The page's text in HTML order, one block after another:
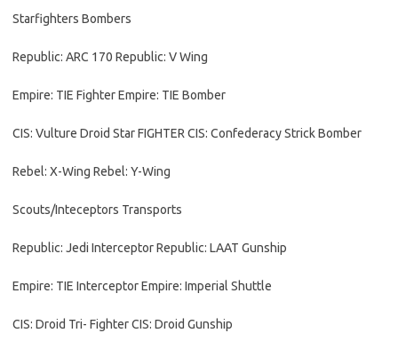
Starfighters Bombers
Republic: ARC 170 Republic: V Wing
Empire: TIE Fighter Empire: TIE Bomber
CIS: Vulture Droid Star FIGHTER CIS: Confederacy Strick Bomber
Rebel: X-Wing Rebel: Y-Wing
Scouts/Inteceptors Transports
Republic: Jedi Interceptor Republic: LAAT Gunship
Empire: TIE Interceptor Empire: Imperial Shuttle
CIS: Droid Tri- Fighter CIS: Droid Gunship